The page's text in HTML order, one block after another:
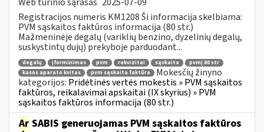
Registracijos numeris KM1208 Ši informacija skelbiama:
PVM sąskaitos faktūros informacija (80 str.)
Mažmeninėje degalų (variklių benzino, dyzelinių degalų,
suskystintų dujų) prekyboje parduodant...
degalų įforminimas pvm rekvizitai sąskaita
pvmį 80 str
kasos aparato kvitas
pvm sąskaita faktūra
Mokesčių žinyno
kategorijos: Pridėtinės vertės mokestis » PVM sąskaitos
faktūros, reikalavimai apskaitai (IX skyrius) » PVM
sąskaitos faktūros informacija (80 str.)
Ar SABIS generuojamas PVM sąskaitos faktūros